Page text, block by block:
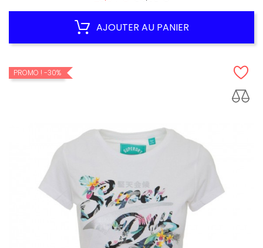
AJOUTER AU PANIER
PROMO ! -30%